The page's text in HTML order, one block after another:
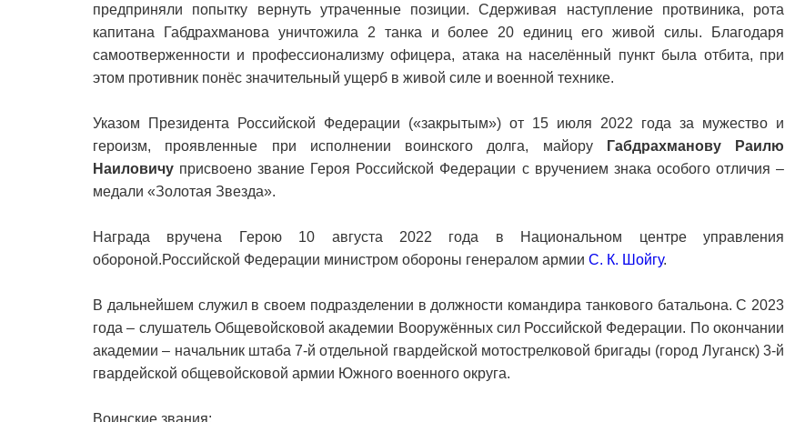
предприняли попытку вернуть утраченные позиции. Сдерживая наступление протвиника, рота
капитана Габдрахманова уничтожила 2 танка и более 20 единиц его живой силы. Благодаря
самоотверженности и профессионализму офицера, атака на населённый пункт была отбита, при
этом противник понёс значительный ущерб в живой силе и военной технике.
Указом Президента Российской Федерации («закрытым») от 15 июля 2022 года за мужество и
героизм, проявленные при исполнении воинского долга, майору
Габдрахманову Раилю
Наиловичу присвоено звание Героя Российской Федерации с вручением знака особого отличия –
медали «Золотая Звезда».
Награда вручена Герою 10 августа 2022 года в Национальном центре управления
обороной.Российской Федерации министром обороны генералом армии С. К. Шойгу.
В дальнейшем служил в своем подразделении в должности командира танкового батальона. С 2023
года – слушатель Общевойсковой академии Вооружённых сил Российской Федерации. По окончании
академии – начальник штаба 7-й отдельной гвардейской мотострелковой бригады (город Луганск) 3-й
гвардейской общевойсковой армии Южного военного округа.
Воинские звания: